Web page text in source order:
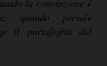
la convinzione è
quando prevale
il portafoglio dal